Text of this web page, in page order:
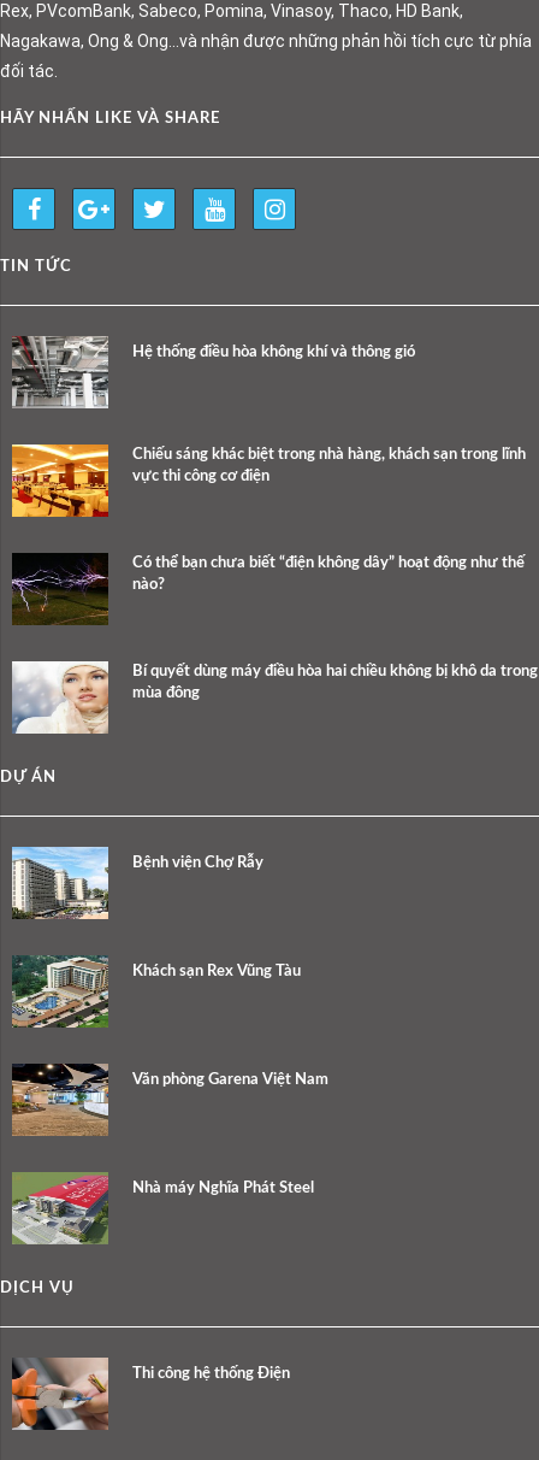
Rex, PVcomBank, Sabeco, Pomina, Vinasoy, Thaco, HD Bank,
Nagakawa, Ong & Ong…và nhận được những phản hồi tích cực từ phía
đối tác.
HÃY NHẤN LIKE VÀ SHARE
TIN TỨC
Hệ thống điều hòa không khí và thông gió
Chiếu sáng khác biệt trong nhà hàng, khách sạn trong lĩnh
vực thi công cơ điện
Có thể bạn chưa biết “điện không dây” hoạt động như thế
nào?
Bí quyết dùng máy điều hòa hai chiều không bị khô da trong
mùa đông
DỰ ÁN
Bệnh viện Chợ Rẫy
Khách sạn Rex Vũng Tàu
Văn phòng Garena Việt Nam
Nhà máy Nghĩa Phát Steel
DỊCH VỤ
Thi công hệ thống Điện